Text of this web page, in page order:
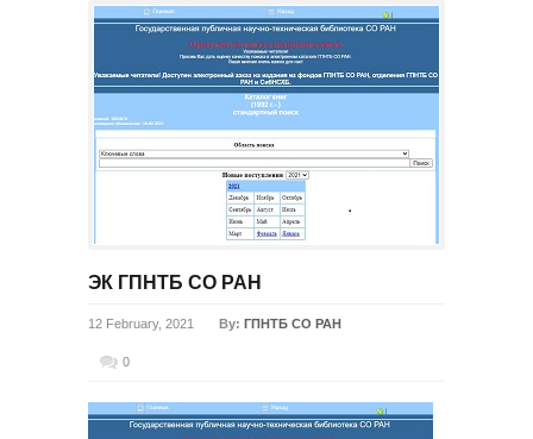
ЭК ГПНТБ СО РАН
12 February, 2021 By: ГПНТБ СО РАН
0